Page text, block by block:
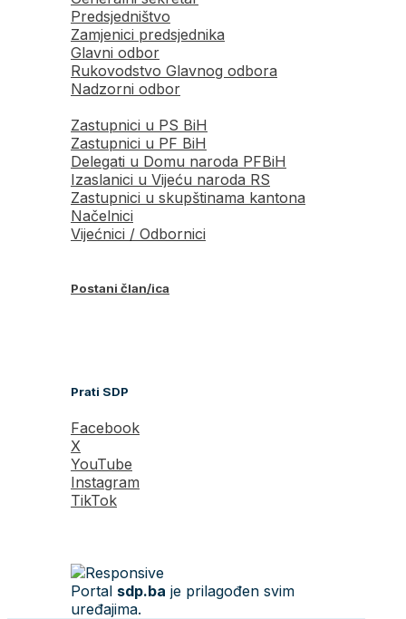
Predsjedništvo
Zamjenici predsjednika
Glavni odbor
Rukovodstvo Glavnog odbora
Nadzorni odbor
Zastupnici u PS BiH
Zastupnici u PF BiH
Delegati u Domu naroda PFBiH
Izaslanici u Vijeću naroda RS
Zastupnici u skupštinama kantona
Načelnici
Vijećnici / Odbornici
Postani član/ica
Prati SDP
Facebook
X
YouTube
Instagram
TikTok
Portal sdp.ba je prilagođen svim
uređajima.